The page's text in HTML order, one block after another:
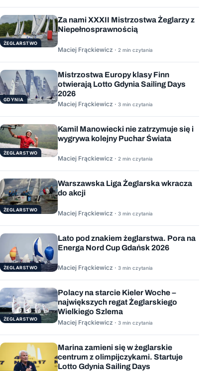
ŻEGLARSTWO
Za nami XXXII Mistrzostwa Żeglarzy z
Niepełnosprawnością
Maciej Frąckiewicz · 2 min czytania
GDYNIA
Mistrzostwa Europy klasy Finn
otwierają Lotto Gdynia Sailing Days
2026
Maciej Frąckiewicz · 3 min czytania
ŻEGLARSTWO
Kamil Manowiecki nie zatrzymuje się i
wygrywa kolejny Puchar Świata
Maciej Frąckiewicz · 2 min czytania
ŻEGLARSTWO
Warszawska Liga Żeglarska wkracza
do akcji
Maciej Frąckiewicz · 3 min czytania
ŻEGLARSTWO
Lato pod znakiem żeglarstwa. Pora na
Energa Nord Cup Gdańsk 2026
Maciej Frąckiewicz · 3 min czytania
ŻEGLARSTWO
Polacy na starcie Kieler Woche –
największych regat Żeglarskiego
Wielkiego Szlema
Maciej Frąckiewicz · 3 min czytania
Marina zamieni się w żeglarskie
centrum z olimpijczykami. Startuje
Lotto Gdynia Sailing Days